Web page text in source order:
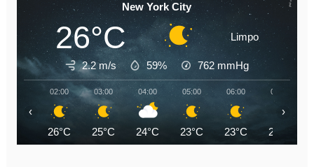
New York City
26°C Limpo
2.2 m/s 59% 762 mmHg
02:00
26°C
03:00
25°C
04:00
24°C
05:00
23°C
06:00
23°C
07:00
23°C
‹ ›